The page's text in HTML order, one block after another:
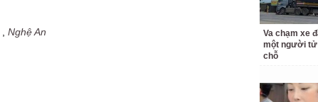
Nghệ An
Va chạm xe
một người tử
chỗ